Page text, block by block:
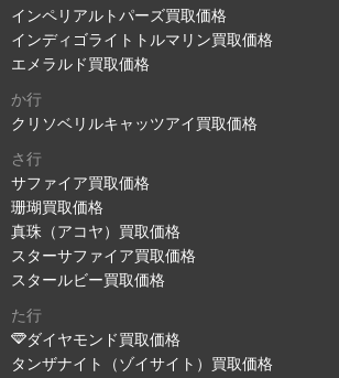
インペリアルトパーズ買取価格
インディゴライトトルマリン買取価格
エメラルド買取価格
か行
クリソベリルキャッツアイ買取価格
さ行
サファイア買取価格
珊瑚買取価格
真珠（アコヤ）買取価格
スターサファイア買取価格
スタールビー買取価格
た行
ダイヤモンド買取価格
タンザナイト（ゾイサイト）買取価格